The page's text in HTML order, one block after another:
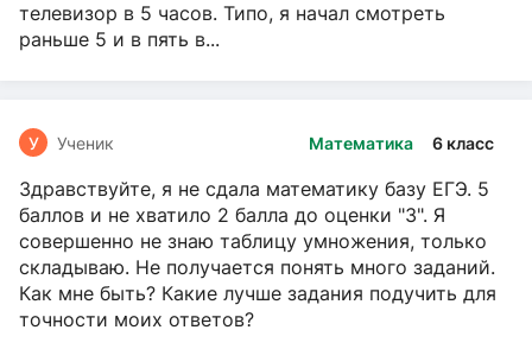
телевизор в 5 часов. Типо, я начал смотреть
раньше 5 и в пять в...
Математика 6 класс
У Ученик
Здравствуйте, я не сдала математику базу ЕГЭ. 5
баллов и не хватило 2 балла до оценки "3". Я
совершенно не знаю таблицу умножения, только
складываю. Не получается понять много заданий.
Как мне быть? Какие лучше задания подучить для
точности моих ответов?